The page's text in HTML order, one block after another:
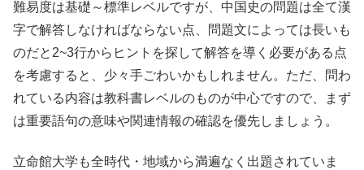
難易度は基礎～標準レベルですが、中国史の問題は全て漢
字で解答しなければならない点、問題文によっては長いも
のだと2~3行からヒントを探して解答を導く必要がある点
を考慮すると、少々手ごわいかもしれません。ただ、問わ
れている内容は教科書レベルのものが中心ですので、まず
は重要語句の意味や関連情報の確認を優先しましょう。
立命館大学も全時代・地域から満遍なく出題されていま